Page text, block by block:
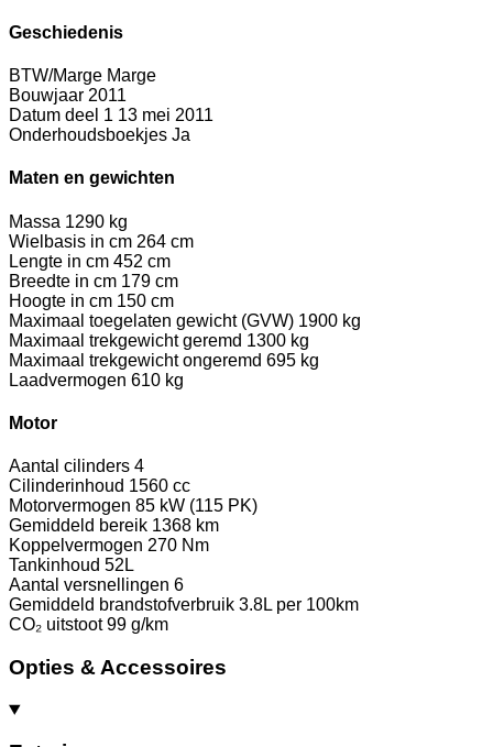
Geschiedenis
BTW/Marge Marge
Bouwjaar 2011
Datum deel 1 13 mei 2011
Onderhoudsboekjes Ja
Maten en gewichten
Massa 1290 kg
Wielbasis in cm 264 cm
Lengte in cm 452 cm
Breedte in cm 179 cm
Hoogte in cm 150 cm
Maximaal toegelaten gewicht (GVW) 1900 kg
Maximaal trekgewicht geremd 1300 kg
Maximaal trekgewicht ongeremd 695 kg
Laadvermogen 610 kg
Motor
Aantal cilinders 4
Cilinderinhoud 1560 cc
Motorvermogen 85 kW (115 PK)
Gemiddeld bereik 1368 km
Koppelvermogen 270 Nm
Tankinhoud 52L
Aantal versnellingen 6
Gemiddeld brandstofverbruik 3.8L per 100km
CO₂ uitstoot 99 g/km
Opties & Accessoires